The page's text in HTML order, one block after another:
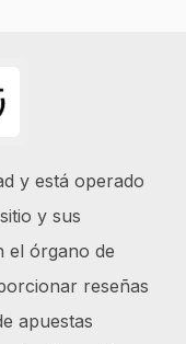
y está operado
y sus
el órgano de
reseñas
apuestas